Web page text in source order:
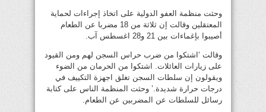
وحثت منظمة العفو الدولية على اتخاذ إجراءات لحماية
المعتقلين وقالت إن ثلاثة من 18 مضربا عن الطعام
أصيبوا بإغماءات بين 21 و28 اغسطس آب.
وقالت ‘اشتكوا من ضرب حراس السجن لهم ومن القيود
على زيارات العائلات. اشتكوا من الحرمان من الضوء
ويقولون إن سلطات السجن تغلق اجهزة التكييف في
درجات حرارة شديدة.’ وحثت المنظمة الناس على كتابة
رسائل للسلطات عن المضربين عن الطعام.